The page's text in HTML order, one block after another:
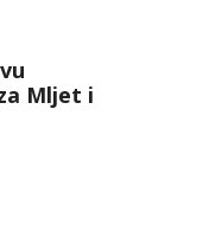
Mljet i